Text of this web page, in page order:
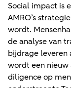
Social impact is
AMRO’s
wordt.
de analyse van
bijdrage leveren
wordt een nieuw
diligence op